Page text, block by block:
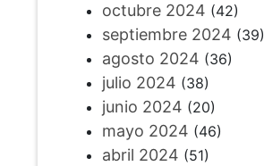
octubre 2024 (42)
septiembre 2024 (39)
agosto 2024 (36)
julio 2024 (38)
junio 2024 (20)
mayo 2024 (46)
abril 2024 (51)